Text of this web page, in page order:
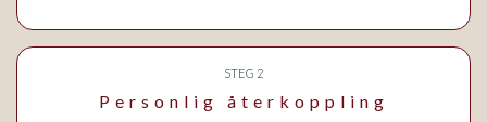
STEG 2
Personlig återkoppling